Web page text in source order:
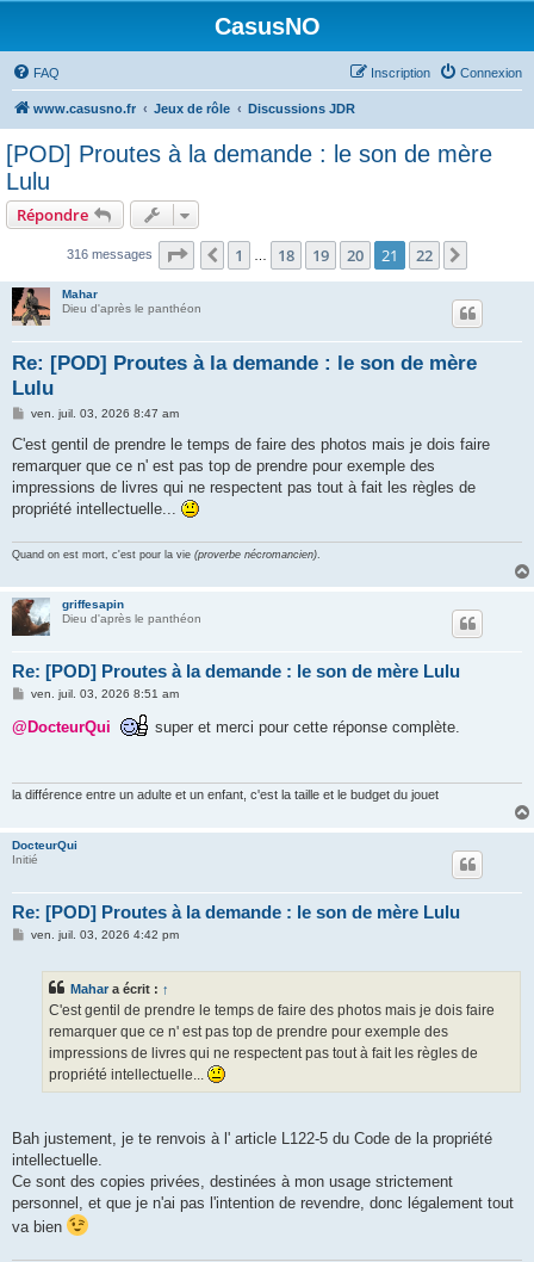
CasusNO
FAQ Connexion
Inscription
www.casusno.fr Jeux de rôle Discussions JDR
[POD] Proutes à la demande : le son de mère
Lulu
Répondre
316 messages Page 21 sur 22
Précédent
1 18 19 20 21 22
Mahar
Dieu d'après le panthéon
Re: [POD] Proutes à la demande : le son de mère
Lulu
M
s
a
g
e
ven. juil. 03, 2026 8:47 am
C'est gentil de prendre le temps de faire des photos mais je dois faire
remarquer que ce n' est pas top de prendre pour exemple des
impressions de livres qui ne respectent pas tout à fait les règles de
propriété intellectuelle...
Quand on est mort, c'est pour la vie (proverbe nécromancien)
griffesapin
Dieu d'après le panthéon
Re: [POD] Proutes à la demande : le son de mère Lulu
M
s
s
ven. juil. 03, 2026 8:51 am
@DocteurQui super et merci pour cette réponse complète.
la différence entre un adulte et un enfant, c'est la taille et le budget du jouet
DocteurQui
Initié
Re: [POD] Proutes à la demande : le son de mère Lulu
Mven. juil. 03, 2026 4:42 pm
Mahar a écrit : ↑
C'est gentil de prendre le temps de faire des photos mais je dois faire
remarquer que ce n' est pas top de prendre pour exemple des
impressions de livres qui ne respectent pas tout à fait les règles de
propriété intellectuelle...
Bah justement, je te renvois à l' article L122-5 du Code de la propriété
intellectuelle.
Ce sont des copies privées, destinées à mon usage strictement
personnel, et que je n'ai pas l'intention de revendre, donc légalement tout
va bien